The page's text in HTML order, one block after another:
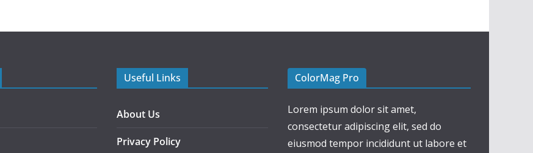
Useful Links
About Us
Privacy Policy
ColorMag Pro
Lorem ipsum dolor sit amet,
consectetur adipiscing elit, sed do
eiusmod tempor incididunt ut labore et